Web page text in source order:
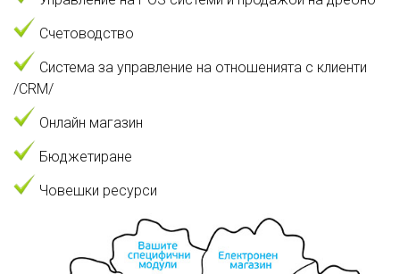
Счетоводство
Система за управление на отношенията с клиенти
/CRM/
Онлайн магазин
Бюджетиране
Човешки ресурси